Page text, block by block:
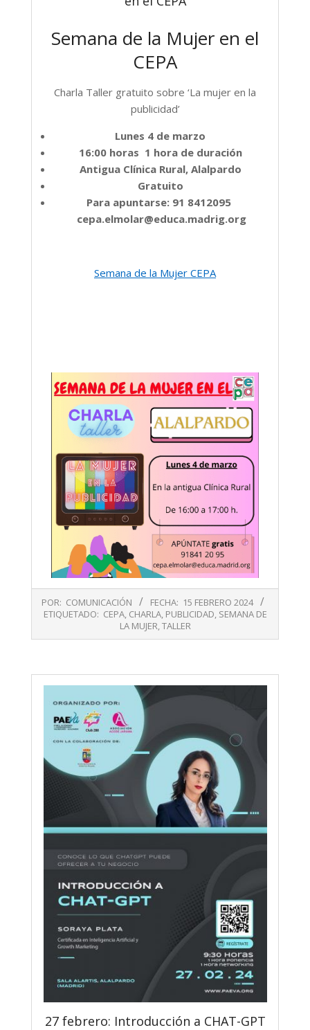
Semana de la Mujer en el
CEPA
Charla Taller gratuito sobre ‘La mujer en la
publicidad’
Lunes 4 de marzo
16:00 horas 1 hora de duración
Antigua Clínica Rural, Alalpardo
Gratuito
Para apuntarse: 91 8412095
cepa.elmolar@educa.madrig.org
Semana de la Mujer CEPA
02-
POR: COMUNICACIÓN FECHA: 15 FEBRERO 2024
ETIQUETADO: CEPA, CHARLA, PUBLICIDAD, SEMANA DE
LA MUJER,TALLER
27 febrero: Introducción a CHAT-GPT